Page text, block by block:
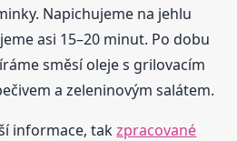
Napichujeme na jehlu
asi 15–20 minut. Po dobu
směsí oleje s grilovacím
a zeleninovým salátem.
informace, takzpracované